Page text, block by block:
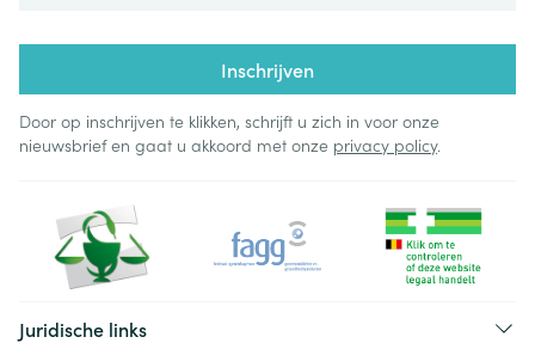
Inschrijven
Door op inschrijven te klikken, schrijft u zich in voor onze
nieuwsbrief en gaat u akkoord met onze privacy policy.
Juridische links